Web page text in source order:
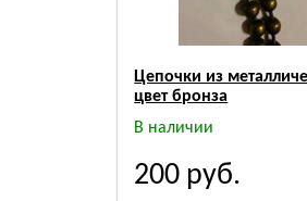
Цепочки из
цвет бронза
В наличии
200 руб.